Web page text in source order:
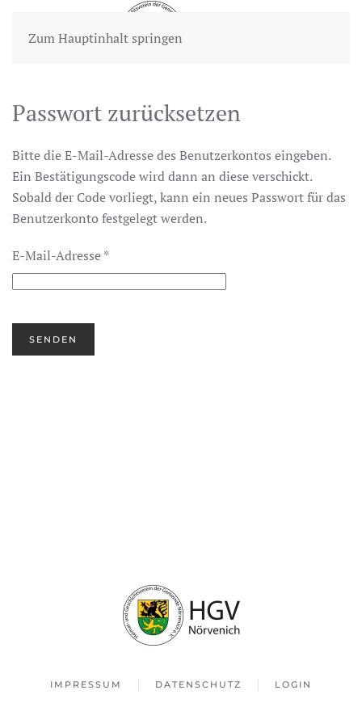
Zum Hauptinhalt springen
Passwort zurücksetzen
Bitte die E-Mail-Adresse des Benutzerkontos eingeben.
Ein Bestätigungscode wird dann an diese verschickt.
Sobald der Code vorliegt, kann ein neues Passwort für das
Benutzerkonto festgelegt werden.
E-Mail-Adresse*
SENDEN
IMPRESSUM DATENSCHUTZ LOGIN